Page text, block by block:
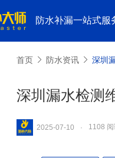
防水补漏一站式服
首页 防水资讯 深圳
深圳漏水检测
2025-07-10 · 1108 阅